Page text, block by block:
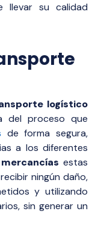
llevar su calidad
logístico
proceso que
de forma segura,
a los diferentes
estas
ningún daño,
y utilizando
sin generar un